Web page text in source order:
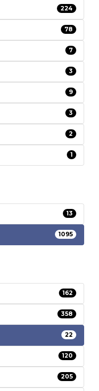
224
78
7
3
9
3
2
1
13
1095
162
358
22
120
205